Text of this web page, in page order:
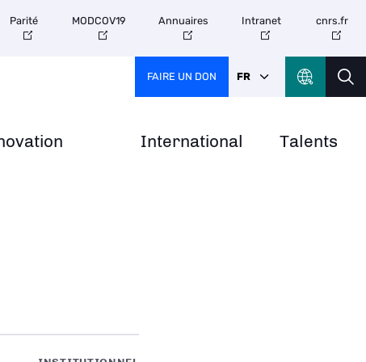
International Talents
Parité MODCOV19 Annuaires Intranet cnrs.fr
FAIRE UN DON FR